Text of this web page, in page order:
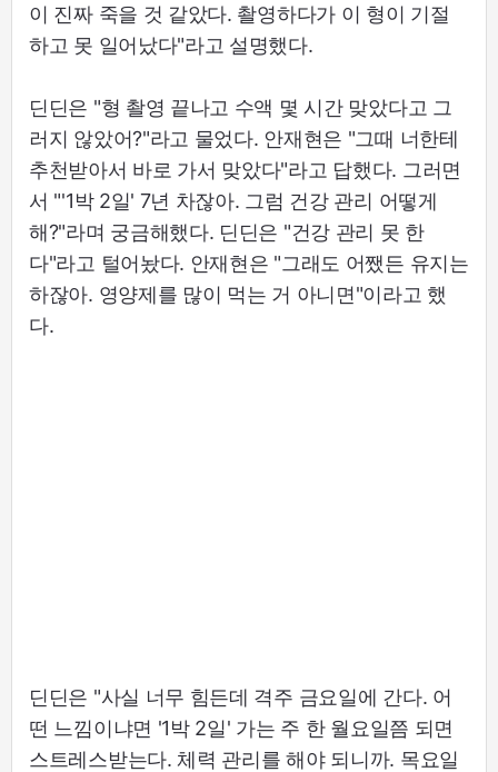
이 진짜 죽을 것 같았다. 촬영하다가 이 형이 기절
하고 못 일어났다"라고 설명했다.
딘딘은 "형 촬영 끝나고 수액 몇 시간 맞았다고 그
러지 않았어?"라고 물었다. 안재현은 "그때 너한테
추천받아서 바로 가서 맞았다"라고 답했다. 그러면
서 "'1박 2일' 7년 차잖아. 그럼 건강 관리 어떻게
해?"라며 궁금해했다. 딘딘은 "건강 관리 못 한
다"라고 털어놨다. 안재현은 "그래도 어쨌든 유지는
하잖아. 영양제를 많이 먹는 거 아니면"이라고 했
다.
딘딘은 "사실 너무 힘든데 격주 금요일에 간다. 어
떤 느낌이냐면 '1박 2일' 가는 주 한 월요일쯤 되면
스트레스받는다. 체력 관리를 해야 되니까. 목요일